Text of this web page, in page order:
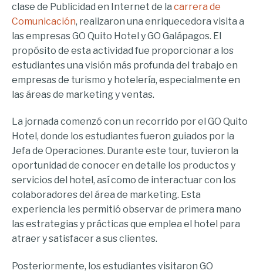
clase de Publicidad en Internet de la carrera de
Comunicación, realizaron una enriquecedora visita a
las empresas GO Quito Hotel y GO Galápagos. El
propósito de esta actividad fue proporcionar a los
estudiantes una visión más profunda del trabajo en
empresas de turismo y hotelería, especialmente en
las áreas de marketing y ventas.
La jornada comenzó con un recorrido por el GO Quito
Hotel, donde los estudiantes fueron guiados por la
Jefa de Operaciones. Durante este tour, tuvieron la
oportunidad de conocer en detalle los productos y
servicios del hotel, así como de interactuar con los
colaboradores del área de marketing. Esta
experiencia les permitió observar de primera mano
las estrategias y prácticas que emplea el hotel para
atraer y satisfacer a sus clientes.
Posteriormente, los estudiantes visitaron GO